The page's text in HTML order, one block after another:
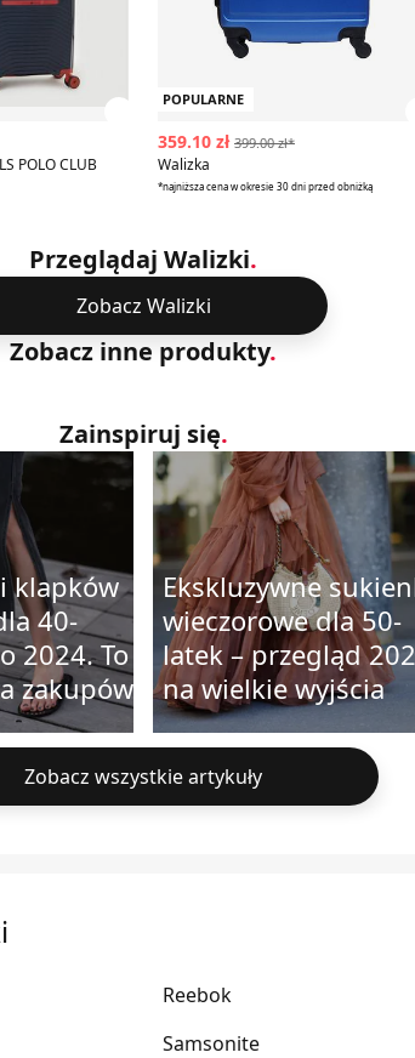
POLO CLUB
POPULARNE
359.10 zł 399.00 zł*
Walizka
*najniższa cena w okresie 30 dni przed obniżką
Przeglądaj Walizki.
Zobacz Walizki
Zobacz inne produkty.
Zainspiruj się.
klapków
40-
2024. To
zakupów
Ekskluzywne
wieczorowe dla 50-
latek – przegląd
na wielkie wyjścia
Zobacz wszystkie artykuły
Reebok
Samsonite